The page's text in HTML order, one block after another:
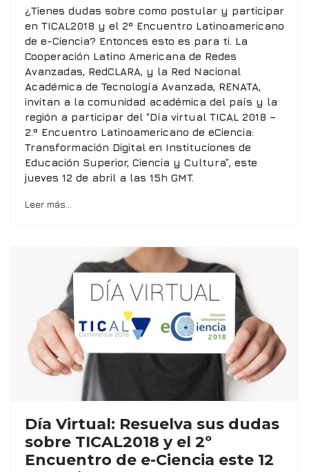
¿Tienes dudas sobre como postular y participar
en TICAL2018 y el 2º Encuentro Latinoamericano
de e-Ciencia? Entonces esto es para ti. La
Cooperación Latino Americana de Redes
Avanzadas, RedCLARA, y la Red Nacional
Académica de Tecnología Avanzada, RENATA,
invitan a la comunidad académica del país y la
región a participar del “Día virtual TICAL 2018 –
2.º Encuentro Latinoamericano de eCiencia:
Transformación Digital en Instituciones de
Educación Superior, Ciencia y Cultura”, este
jueves 12 de abril a las 15h GMT.
Leer más…
Día Virtual: Resuelva sus dudas
sobre TICAL2018 y el 2º
Encuentro de e-Ciencia este 12